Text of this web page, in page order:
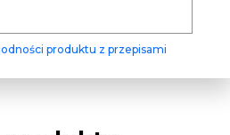
produktu z przepisami